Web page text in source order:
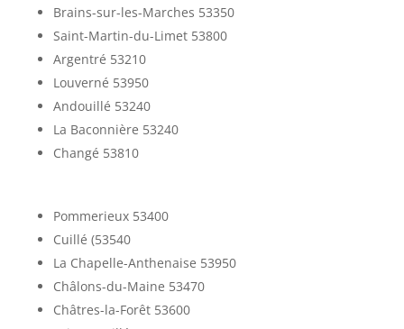
Brains-sur-les-Marches 53350
Saint-Martin-du-Limet 53800
Argentré 53210
Louverné 53950
Andouillé 53240
La Baconnière 53240
Changé 53810
Pommerieux 53400
Cuillé (53540
La Chapelle-Anthenaise 53950
Châlons-du-Maine 53470
Châtres-la-Forêt 53600